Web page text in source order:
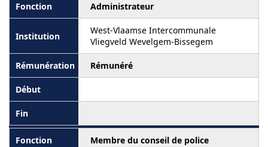
Administrateur
West-Vlaamse Intercommunale
Vliegveld Wevelgem-Bissegem
Rémunéré
Membre du conseil de police